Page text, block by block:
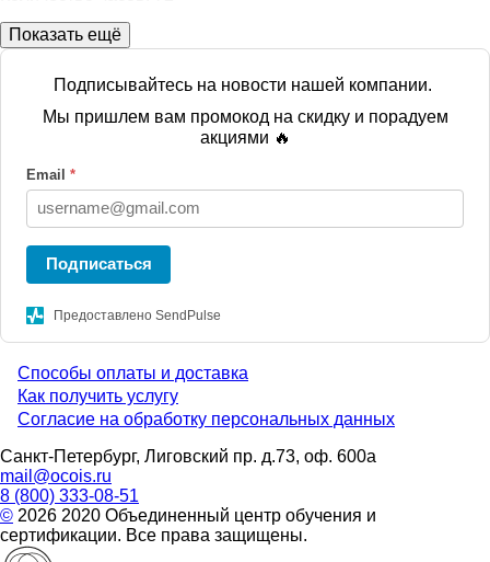
Показать ещё
Подписывайтесь на новости нашей компании.
Мы пришлем вам промокод на скидку и порадуем
акциями 🔥
Email *
Подписаться
Предоставлено SendPulse
Menu
footer
Способы оплаты и доставка
Как получить услугу
Согласие на обработку персональных данных
Санкт-Петербург, Лиговский пр. д.73, оф. 600а
mail@ocois.ru
8 (800) 333-08-51
© 2026 2020 Объединенный центр обучения и
сертификации. Все права защищены.